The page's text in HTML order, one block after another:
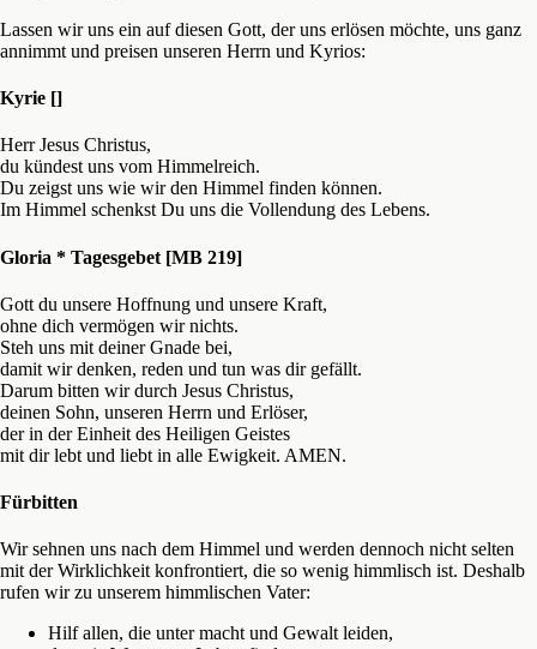
Lassen wir uns ein auf diesen Gott, der uns erlösen möchte, uns ganz
annimmt und preisen unseren Herrn und Kyrios:
Kyrie []
Herr Jesus Christus,
du kündest uns vom Himmelreich.
Du zeigst uns wie wir den Himmel finden können.
Im Himmel schenkst Du uns die Vollendung des Lebens.
Gloria * Tagesgebet [MB 219]
Gott du unsere Hoffnung und unsere Kraft,
ohne dich vermögen wir nichts.
Steh uns mit deiner Gnade bei,
damit wir denken, reden und tun was dir gefällt.
Darum bitten wir durch Jesus Christus,
deinen Sohn, unseren Herrn und Erlöser,
der in der Einheit des Heiligen Geistes
mit dir lebt und liebt in alle Ewigkeit. AMEN.
Fürbitten
Wir sehnen uns nach dem Himmel und werden dennoch nicht selten
mit der Wirklichkeit konfrontiert, die so wenig himmlisch ist. Deshalb
rufen wir zu unserem himmlischen Vater:
Hilf allen, die unter macht und Gewalt leiden,